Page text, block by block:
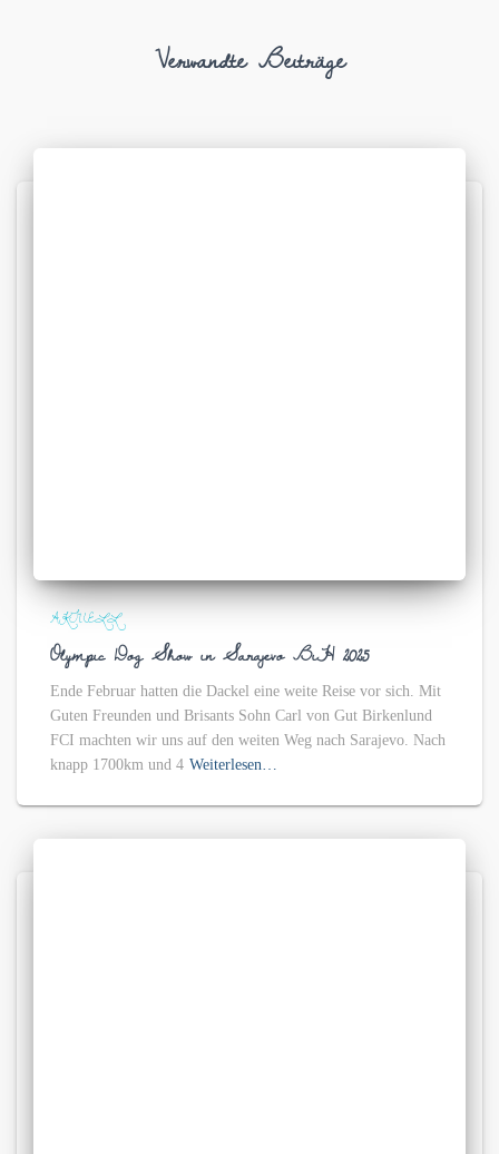
Verwandte Beiträge
AKTUELL
Olympic Dog Show in Sarajevo BiH 2025
Ende Februar hatten die Dackel eine weite Reise vor sich. Mit
Guten Freunden und Brisants Sohn Carl von Gut Birkenlund
FCI machten wir uns auf den weiten Weg nach Sarajevo. Nach
knapp 1700km und 4 Weiterlesen…